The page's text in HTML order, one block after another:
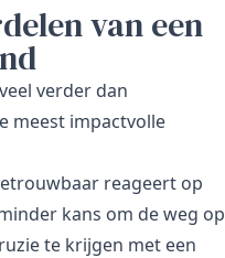
van een
verder dan
meest impactvolle
reageert op
kans om de weg op
te krijgen met een